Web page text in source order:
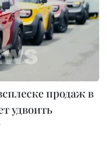
продаж в
удвоить